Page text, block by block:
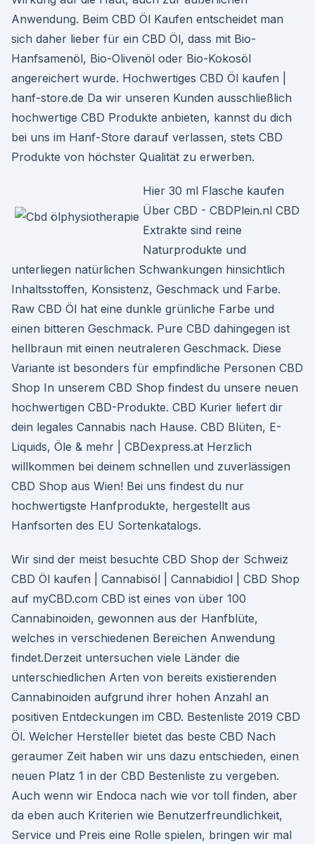
Anwendung. Beim CBD Öl Kaufen entscheidet man
sich daher lieber für ein CBD Öl, dass mit Bio-
Hanfsamenöl, Bio-Olivenöl oder Bio-Kokosöl
angereichert wurde. Hochwertiges CBD Öl kaufen |
hanf-store.de Da wir unseren Kunden ausschließlich
hochwertige CBD Produkte anbieten, kannst du dich
bei uns im Hanf-Store darauf verlassen, stets CBD
Produkte von höchster Qualität zu erwerben.
Hier 30 ml Flasche kaufen
Über CBD - CBDPlein.nl CBD
Extrakte sind reine
Naturprodukte und
unterliegen natürlichen Schwankungen hinsichtlich
Inhaltsstoffen, Konsistenz, Geschmack und Farbe.
Raw CBD Öl hat eine dunkle grünliche Farbe und
einen bitteren Geschmack. Pure CBD dahingegen ist
hellbraun mit einen neutraleren Geschmack. Diese
Variante ist besonders für empfindliche Personen CBD
Shop In unserem CBD Shop findest du unsere neuen
hochwertigen CBD-Produkte. CBD Kurier liefert dir
dein legales Cannabis nach Hause. CBD Blüten, E-
Liquids, Öle & mehr | CBDexpress.at Herzlich
willkommen bei deinem schnellen und zuverlässigen
CBD Shop aus Wien! Bei uns findest du nur
hochwertigste Hanfprodukte, hergestellt aus
Hanfsorten des EU Sortenkatalogs.
Wir sind der meist besuchte CBD Shop der Schweiz
CBD Öl kaufen | Cannabisöl | Cannabidiol | CBD Shop
auf myCBD.com CBD ist eines von über 100
Cannabinoiden, gewonnen aus der Hanfblüte,
welches in verschiedenen Bereichen Anwendung
findet.Derzeit untersuchen viele Länder die
unterschiedlichen Arten von bereits existierenden
Cannabinoiden aufgrund ihrer hohen Anzahl an
positiven Entdeckungen im CBD. Bestenliste 2019 CBD
Öl. Welcher Hersteller bietet das beste CBD Nach
geraumer Zeit haben wir uns dazu entschieden, einen
neuen Platz 1 in der CBD Bestenliste zu vergeben.
Auch wenn wir Endoca nach wie vor toll finden, aber
da eben auch Kriterien wie Benutzerfreundlichkeit,
Service und Preis eine Rolle spielen, bringen wir mal